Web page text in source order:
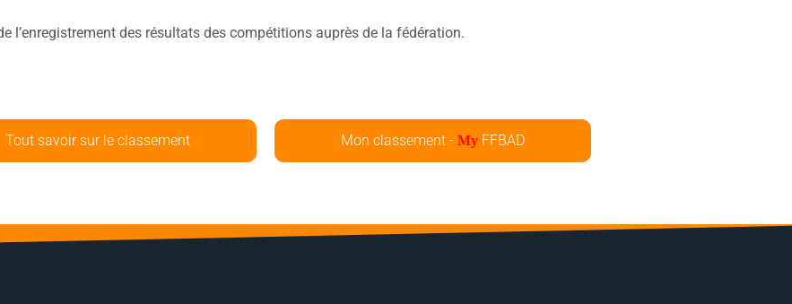
l’enregistrement des résultats des compétitions auprès de la fédération.
Tout savoir sur le classement Mon classement - MyFFBAD